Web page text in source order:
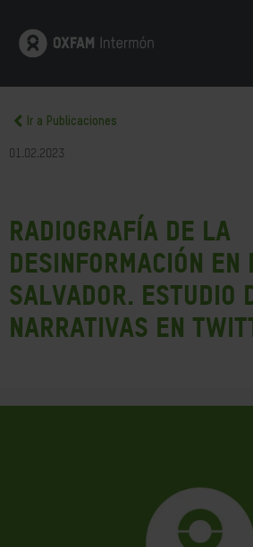
Ir a Publicaciones
01.02.2023
Radiografía de la
desinformación en
Salvador. Estudio
narrativas en